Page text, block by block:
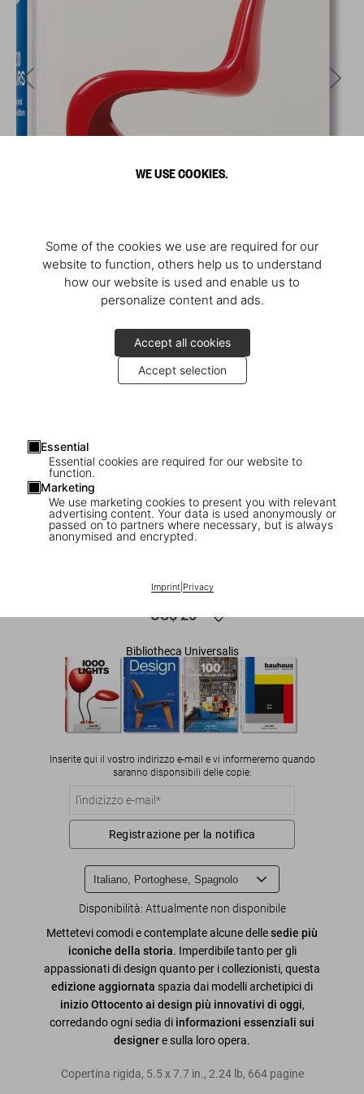
WE USE COOKIES.
Some of the cookies we use are required for our
website to function, others help us to understand
how our website is used and enable us to
personalize content and ads.
Accept all cookies
Accept selection
Essential
Essential cookies are required for our website to
function.
Marketing
We use marketing cookies to present you with relevant
advertising content. Your data is used anonymously or
passed on to partners where necessary, but is always
anonymised and encrypted.
Imprint| Privacy
1/7
edition
US$ 25
Bibliotheca Universalis
Inserite qui il vostro indirizzo e-mail e vi informeremo quando
saranno disponsibili delle copie:
Registrazione per la notifica
Disponibilità: Attualmente non disponibile
Mettetevi comodi e contemplate alcune dellesedie più
iconiche della storia. Imperdibile tanto per gli
appassionati di design quanto per i collezionisti, questa
edizione aggiornata spazia dai modelli archetipici di
inizio Ottocento ai design più innovativi di oggi,
corredando ogni sedia di informazioni essenziali sui
designere sulla loro opera.
Copertina rigida, 5.5x7.7 in., 2.24 lb, 664 pagine